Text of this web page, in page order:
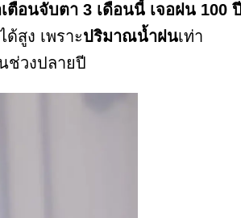
ตือนจับตา 3 เดือนนี้ เจอฝน 100 ปี
ด้สูง เพราะปริมาณน้ำฝนเท่า
ช่วงปลายปี